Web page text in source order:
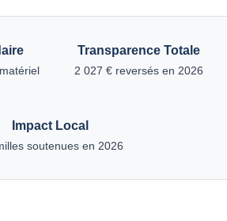
Transparence Totale
2 027 € reversés en 2026
Impact Local
soutenues en 2026